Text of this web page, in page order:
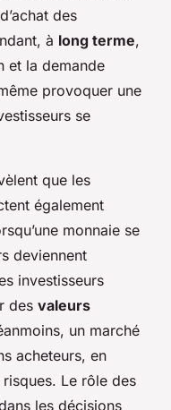
des
à long terme,
et la demande
provoquer une
se
que les
également
monnaie se
deviennent
investisseurs
des valeurs
un marché
acheteurs, en
Le rôle des
les décisions